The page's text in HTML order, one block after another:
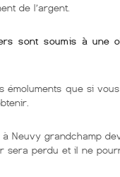
de l’argent.
sont soumis à une
émoluments que si
Neuvy grandchamp
sera perdu et il ne